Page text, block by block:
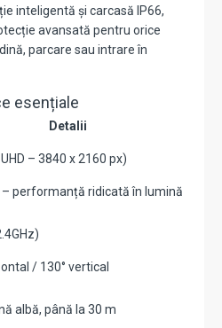
inteligentă și carcasă IP66,
avansată pentru orice
parcare sau intrare în
esențiale
Detalii
– 3840 x 2160 px)
performanță ridicată în lumină
/ 130° vertical
albă, până la 30 m